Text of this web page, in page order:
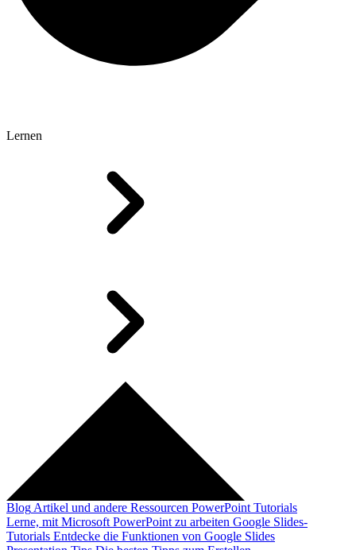
Lernen
Blog Artikel und andere Ressourcen PowerPoint Tutorials
Lerne, mit Microsoft PowerPoint zu arbeiten Google Slides-
Tutorials Entdecke die Funktionen von Google Slides